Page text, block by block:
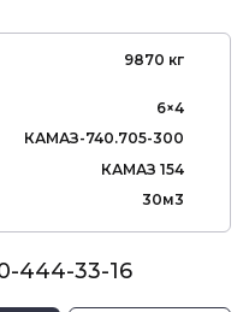
9870 кг
6×4
КАМАЗ-740.705-300
КАМАЗ 154
30м3
444-33-16